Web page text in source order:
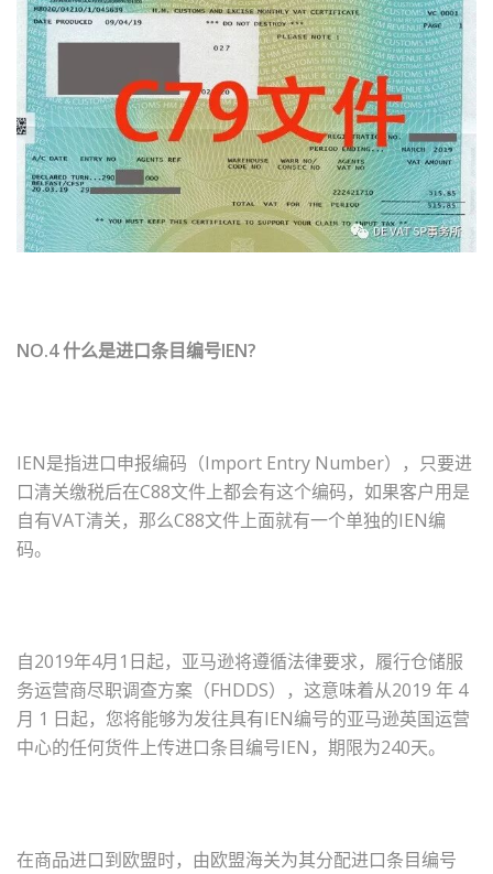
NO.4 什么是进口条目编号IEN?
IEN是指进口申报编码（Import Entry Number），只要进
口清关缴税后在C88文件上都会有这个编码，如果客户用是
自有VAT清关，那么C88文件上面就有一个单独的IEN编
码。
自2019年4月1日起，亚马逊将遵循法律要求，履行仓储服
务运营商尽职调查方案（FHDDS），这意味着从2019 年 4
月 1 日起，您将能够为发往具有IEN编号的亚马逊英国运营
中心的任何货件上传进口条目编号IEN，期限为240天。
在商品进口到欧盟时，由欧盟海关为其分配进口条目编号